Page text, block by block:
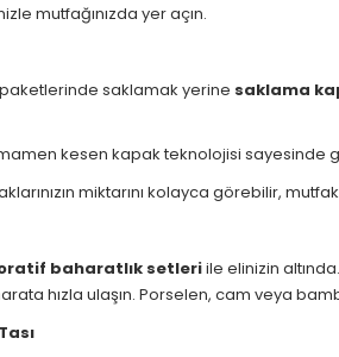
mutfağınızda yer açın.
paketlerinde saklamak yerine saklama
kesen kapak teknolojisi sayesinde
miktarını kolayca görebilir,
baharatlık setleriile elinizin
hızla ulaşın. Porselen, cam veya